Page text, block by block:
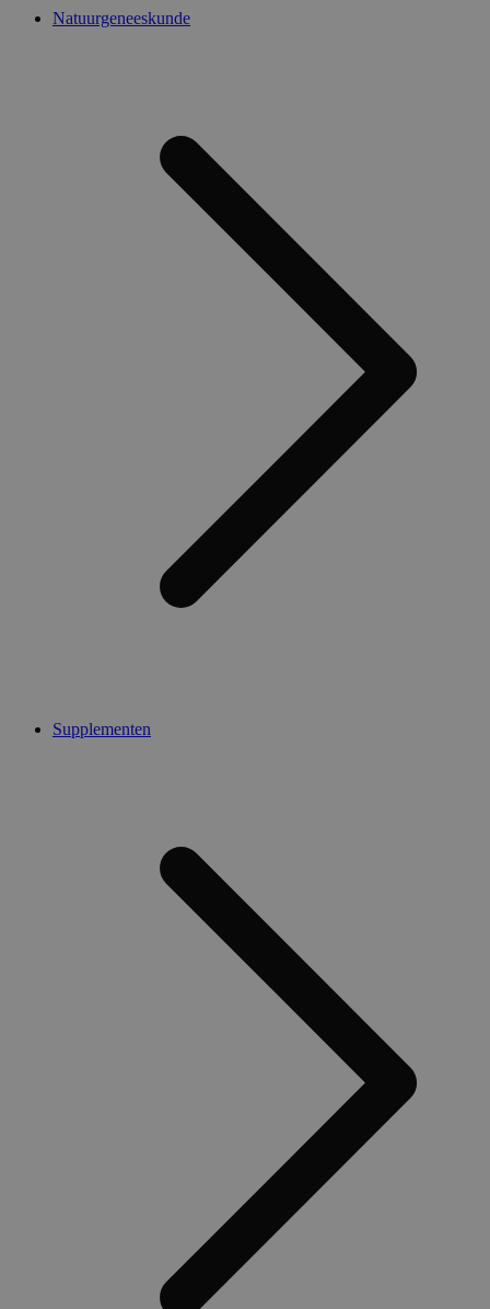
Natuurgeneeskunde
Supplementen